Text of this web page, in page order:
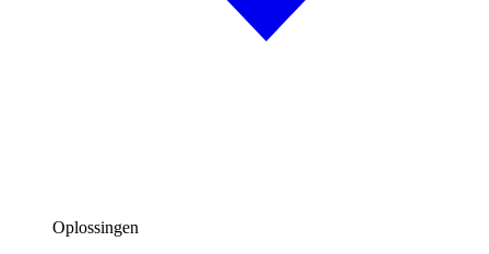
Oplossingen